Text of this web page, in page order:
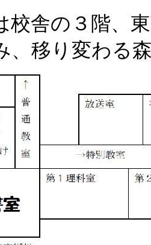
校舎の３階、
、移り変わる